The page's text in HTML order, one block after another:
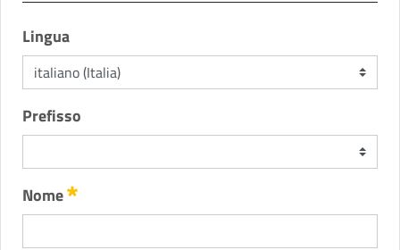
Lingua
Prefisso
Nome Obbligatorio